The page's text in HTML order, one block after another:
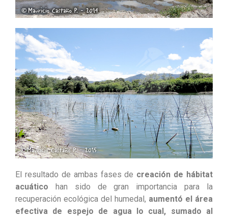
El resultado de ambas fases de creación de hábitat
acuático han sido de gran importancia para la
recuperación ecológica del humedal, aumentó el área
efectiva de espejo de agua lo cual, sumado al